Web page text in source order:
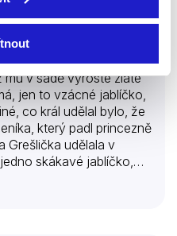
a ten, kterého najdete
mu v sadě vyroste zlaté
jen to vzácné jablíčko,
co král udělal bylo, že
který padl princezně
Grešlička udělala v
skákavé jablíčko,
s Jeníkem měli svatbu.